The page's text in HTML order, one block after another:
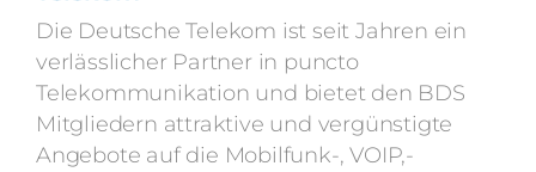
Die Deutsche Telekom ist seit Jahren ein
verlässlicher Partner in puncto
Telekommunikation und bietet den BDS
Mitgliedern attraktive und vergünstigte
Angebote auf die Mobilfunk-, VOIP,-